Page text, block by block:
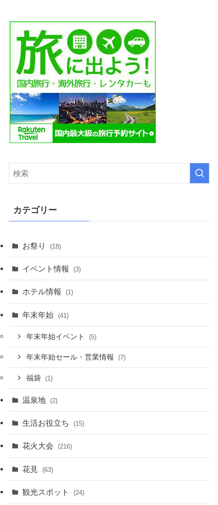
カテゴリー
お祭り (18)
イベント情報 (3)
ホテル情報 (1)
年末年始 (41)
年末年始イベント (5)
年末年始セール・営業情報 (7)
福袋 (1)
温泉地 (2)
生活お役立ち (15)
花火大会 (216)
花見 (63)
観光スポット (24)